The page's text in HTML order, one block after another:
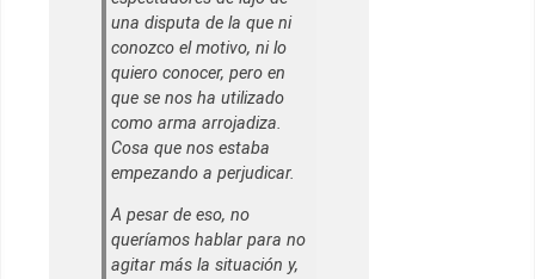
una disputa de la que ni
conozco el motivo, ni lo
quiero conocer, pero en
que se nos ha utilizado
como arma arrojadiza.
Cosa que nos estaba
empezando a perjudicar.
A pesar de eso, no
queríamos hablar para no
agitar más la situación y,